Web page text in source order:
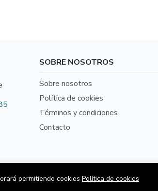
SOBRE NOSOTROS
Sobre nosotros
Política de cookies
Términos y condiciones
Contacto
Todo Inmobiliario es una aplicación
permitiendo cookies Política de cookies